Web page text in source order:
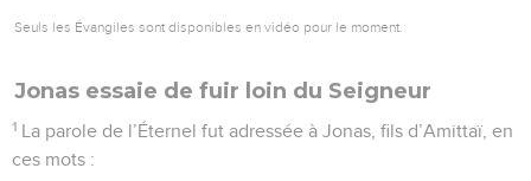
Seuls les Évangiles sont disponibles en vidéo pour le moment.
Jonas essaie de fuir loin du Seigneur
1 La parole de l’Éternel fut adressée à Jonas, fils d’Amittaï, en
ces mots :